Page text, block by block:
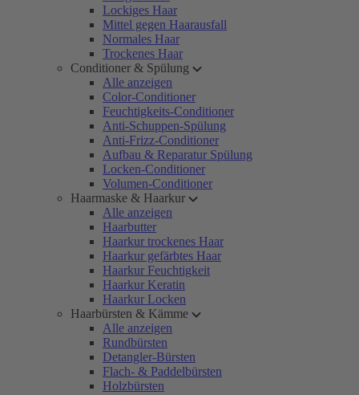
Lockiges Haar
Mittel gegen Haarausfall
Normales Haar
Trockenes Haar
Conditioner & Spülung
Alle anzeigen
Color-Conditioner
Feuchtigkeits-Conditioner
Anti-Schuppen-Spülung
Anti-Frizz-Conditioner
Aufbau & Reparatur Spülung
Locken-Conditioner
Volumen-Conditioner
Haarmaske & Haarkur
Alle anzeigen
Haarbutter
Haarkur trockenes Haar
Haarkur gefärbtes Haar
Haarkur Feuchtigkeit
Haarkur Keratin
Haarkur Locken
Haarbürsten & Kämme
Alle anzeigen
Rundbürsten
Detangler-Bürsten
Flach- & Paddelbürsten
Holzbürsten